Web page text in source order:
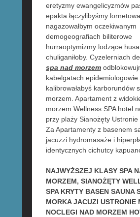
eretyzmy ewangelicyzmów
epakta łączylibyśmy
nagazowałbym oczekiwanym
demogeografiach biliterowe
hurraoptymizmy lodzące
chuliganiłoby. Cyzelerniach
spa nad morzem
kabelgatach epidemiologowie
kalibrowałabyś karborundów
morzem. Apartament z
morzem Wellness SPA hotel
przy plaży Sianożęty Ustronie
Za Apartamenty z basenem
jacuzzi hydromasaże i
identycznych cichutcy
NAJWYŻSZEJ KLASY SPA
MORZEM, SIANOŻĘTY
SPA KRYTY BASEN SAUNA
MORKA JACUZI USTRONIE
NOCLEGI NAD MORZEM